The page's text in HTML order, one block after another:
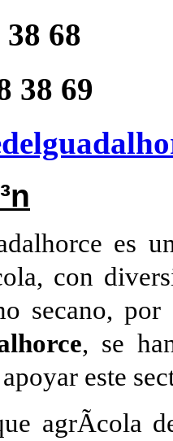
68
38 69
es
con
secano,
, se
este
agrÃ­cola